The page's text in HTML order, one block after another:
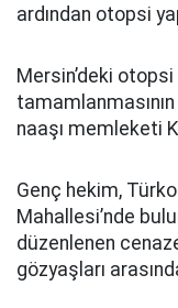
ardından otopsi
Mersin’deki
tamamlanmasının
naaşı memleketi
Genç hekim,
Mahallesi’nde
düzenlenen
gözyaşları